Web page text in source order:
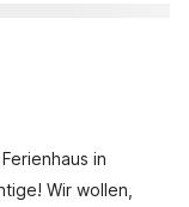
in
Wir wollen,